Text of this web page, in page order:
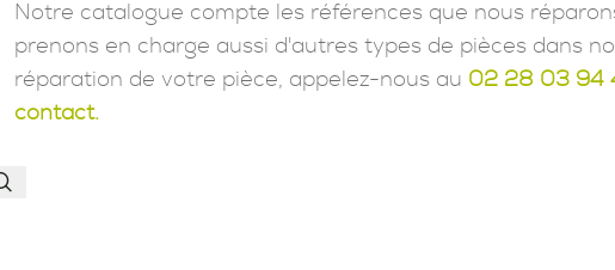
Notre catalogue compte les références que nous
prenons en charge aussi d'autres types de pièces dans
réparation de votre pièce, appelez-nous au 02 28 03 94
contact.